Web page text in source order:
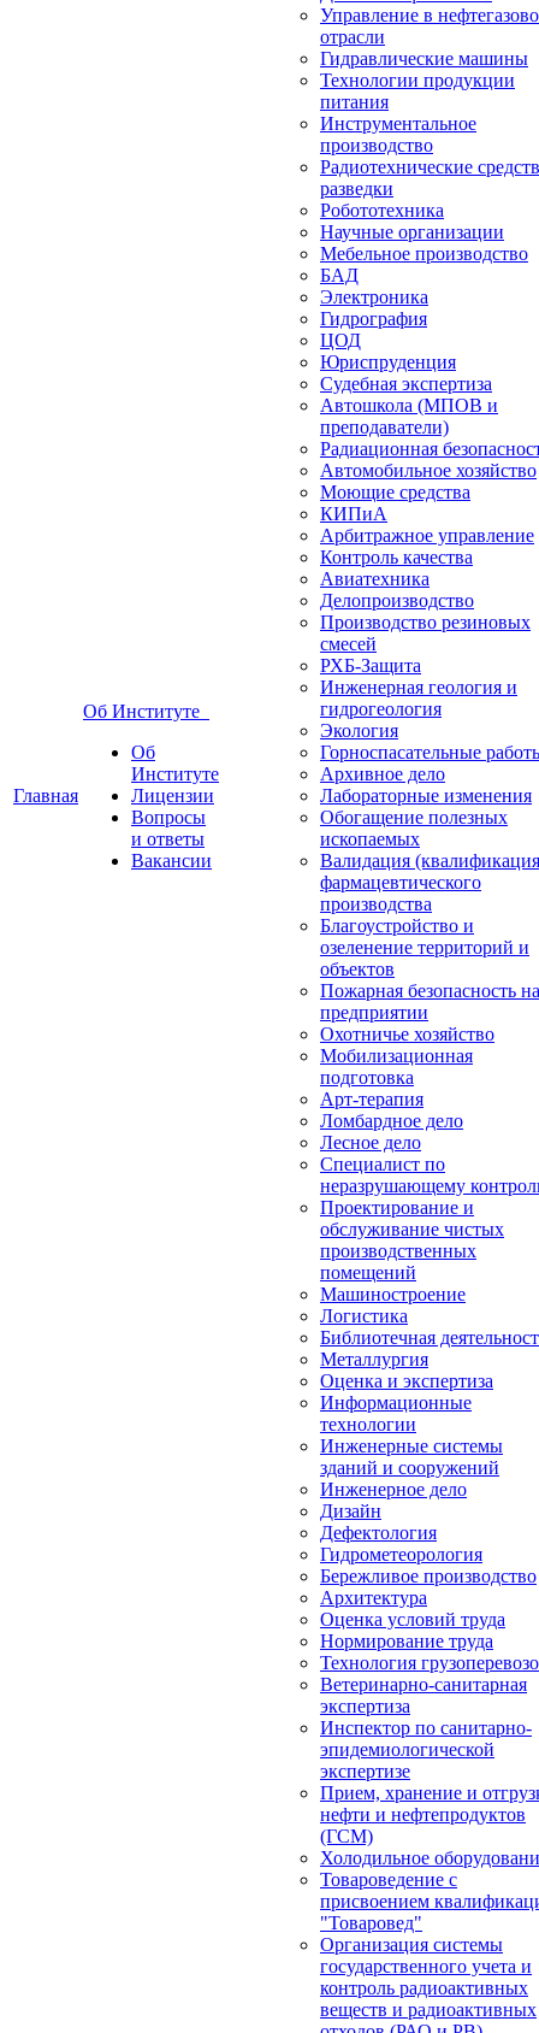
Главная
Об Институте
Об
Институте
Лицензии
Вопросы
и ответы
Вакансии
Управление в
отрасли
Гидравлические машины
Технологии продукции
питания
Инструментальное
производство
Радиотехнические
разведки
Робототехника
Научные организации
Мебельное производство
БАД
Электроника
Гидрография
ЦОД
Юриспруденция
Судебная экспертиза
Автошкола (МПОВ и
преподаватели)
Радиационная
Автомобильное хозяйство
Моющие средства
КИПиА
Арбитражное управление
Контроль качества
Авиатехника
Делопроизводство
Производство резиновых
смесей
РХБ-Защита
Инженерная геология и
гидрогеология
Экология
Горноспасательные
Архивное дело
Лабораторные изменения
Обогащение полезных
ископаемых
Валидация
фармацевтического
производства
Благоустройство и
озеленение территорий и
объектов
Пожарная безопасность на
предприятии
Охотничье хозяйство
Мобилизационная
подготовка
Арт-терапия
Ломбардное дело
Лесное дело
Специалист по
неразрушающему
Проектирование и
обслуживание чистых
производственных
помещений
Машиностроение
Логистика
Библиотечная
Металлургия
Оценка и экспертиза
Информационные
технологии
Инженерные системы
зданий и сооружений
Инженерное дело
Дизайн
Дефектология
Гидрометеорология
Бережливое производство
Архитектура
Оценка условий труда
Нормирование труда
Технология
Ветеринарно-санитарная
экспертиза
Инспектор по санитарно-
эпидемиологической
экспертизе
Прием, хранение и
нефти и нефтепродуктов
(ГСМ)
Холодильное
Товароведение с
присвоением
"Товаровед"
Организация системы
государственного учета и
контроль радиоактивных
веществ и радиоактивных